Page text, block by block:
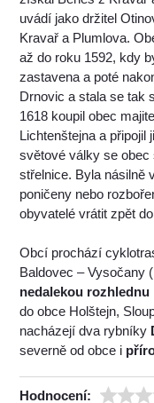
uvádí jako držitel
Kravař a Plumlova.
až do roku 1592, kdy
zastavena a poté
Drnovic a stala se tak
1618 koupil obec
Lichtenštejna a připojil
světové války se
střelnice. Byla násilně
poničeny nebo
obyvatelé vrátit zpět
Obcí prochází
Baldovec – Vysočany
nedalekou rozhlednu
do obce Holštejn,
nacházejí dva rybníky
severně od obce i
Hodnocení: